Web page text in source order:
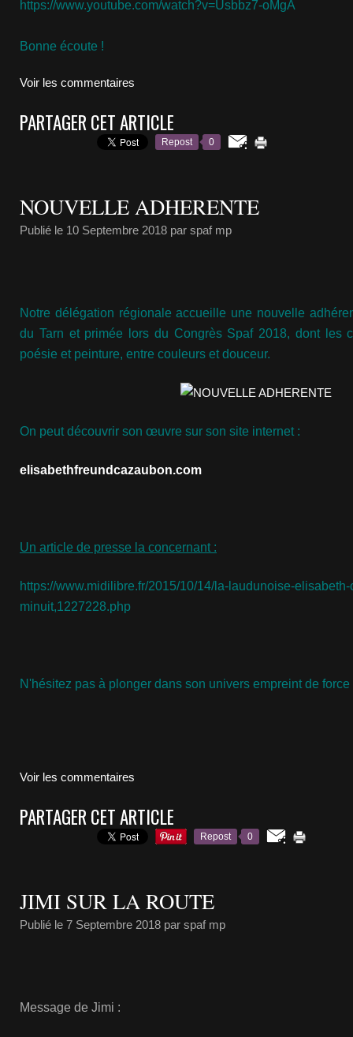
https://www.youtube.com/watch?v=Usbbz7-oMgA
Bonne écoute !
Voir les commentaires
PARTAGER CET ARTICLE
Repost 0
NOUVELLE ADHERENTE
Publié le 10 Septembre 2018 par spaf mp
Notre délégation régionale accueille une nouvelle
du Tarn et primée lors du Congrès Spaf 2018, dont les
poésie et peinture, entre couleurs et douceur.
On peut découvrir son œuvre sur son site internet :
elisabethfreundcazaubon.com
Un article de presse la concernant :
https://www.midilibre.fr/2015/10/14/la-laudunoise-
minuit,1227228.php
N'hésitez pas à plonger dans son univers empreint de
Voir les commentaires
PARTAGER CET ARTICLE
Repost 0
JIMI SUR LA ROUTE
Publié le 7 Septembre 2018 par spaf mp
Message de Jimi :